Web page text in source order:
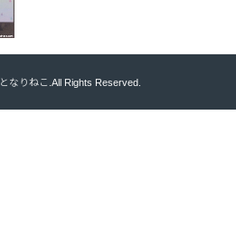
となりねこ .All Rights Reserved.